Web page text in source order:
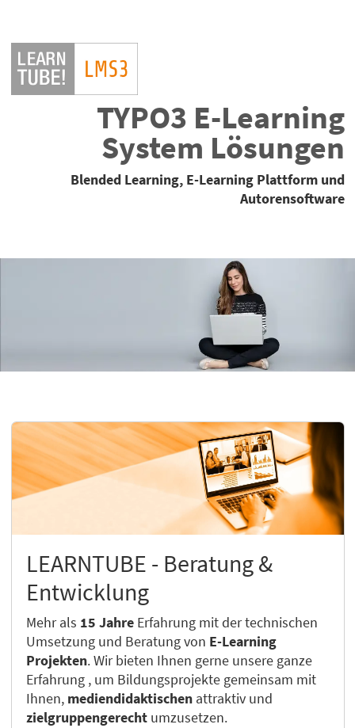
TYPO3 E-Learning
System Lösungen
Blended Learning, E-Learning Plattform und
Autorensoftware
LEARNTUBE - Beratung &
Entwicklung
Mehr als 15 JahreErfahrung mit der technischen
Umsetzung und Beratung von E-Learning
Projekten. Wir bieten Ihnen gerne unsere ganze
Erfahrung , um Bildungsprojekte gemeinsam mit
Ihnen, mediendidaktischen attraktiv und
zielgruppengerecht umzusetzen.